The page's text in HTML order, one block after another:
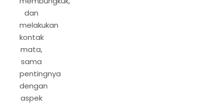
dan
melakukan
kontak
mata,
sama
pentingnya
dengan
aspek